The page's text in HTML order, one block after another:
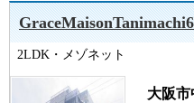
2LDK・メゾネット
大阪市